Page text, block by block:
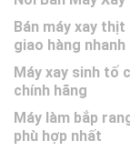
Bán máy xay
giao hàng nhanh
Máy xay sinh tố
chính hãng
Máy làm bắp
phù hợp nhất